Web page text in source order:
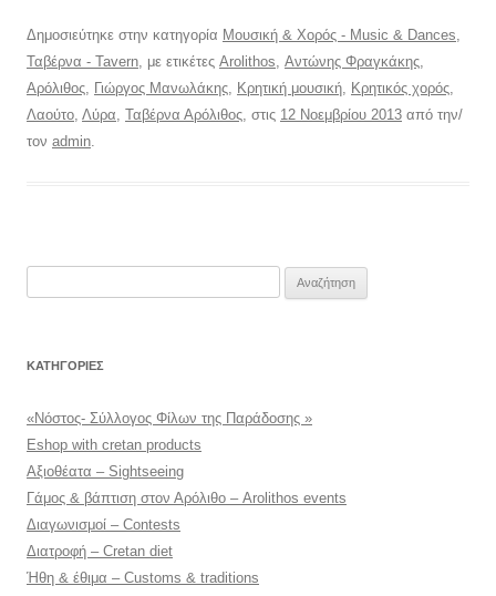
Δημοσιεύτηκε στην κατηγορία Μουσική & Χορός - Music & Dances
Ταβέρνα - Tavern , με ετικέτες Arolithos Αντώνης Φραγκάκης
Αρόλιθος
Γιώργος Μανωλάκης Κρητική μουσική Κρητικός χορός
Λαούτο Λύρα Ταβέρνα Αρόλιθος , στις 12 Νοεμβρίου 2013 από την/
τον admin
KΑΤΗΓΟΡΊΕΣ
«Νόστος- Σύλλογος Φίλων της Παράδοσης »
Eshop with cretan products
Αξιοθέατα – Sightseeing
Γάμος & βάπτιση στον Αρόλιθο – Arolithos events
Διαγωνισμοί – Contests
Διατροφή – Cretan diet
Ήθη & έθιμα – Customs & traditions